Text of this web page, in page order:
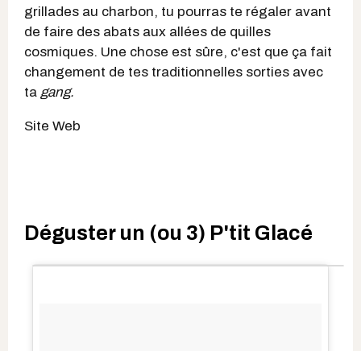
grillades au charbon, tu pourras te régaler avant
de faire des abats aux allées de quilles
cosmiques. Une chose est sûre, c'est que ça fait
changement de tes traditionnelles sorties avec
ta gang.
Site Web
Déguster un (ou 3) P'tit Glacé